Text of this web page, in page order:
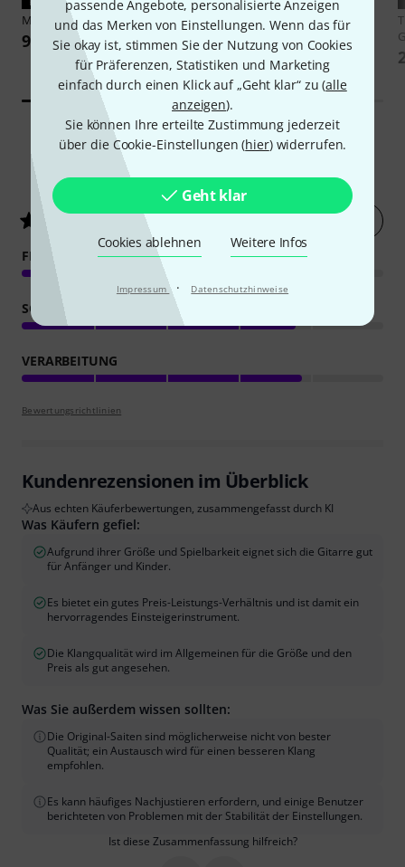
passende Angebote, personalisierte Anzeigen
und das Merken von Einstellungen. Wenn das für
Sie okay ist, stimmen Sie der Nutzung von Cookies
für Präferenzen, Statistiken und Marketing
einfach durch einen Klick auf „Geht klar“ zu (alle
anzeigen).
Sie können Ihre erteilte Zustimmung jederzeit
über die Cookie-Einstellungen (hier) widerrufen.
Geht klar
Cookies ablehnen Weitere Infos
Impressum · Datenschutzhinweise
MilleniumGS-2001 A
9,90 €
Millenium Foot Rest
5,50 €
130Kundenbewertungen
4.1 Jetzt bewerten
FEATURES
SOUND
VERARBEITUNG
Bewertungsrichtlinien
Kundenrezensionen im Überblick
Aus echten Käuferbewertungen, zusammengefasst durch KI
Was Käufern gefiel:
Aufgrund ihrer Größe und Spielbarkeit eignet sich die Gitarre gut
für Anfänger und Kinder.
Es bietet ein gutes Preis-Leistungs-Verhältnis und ist damit ein
hervorragendes Einsteigerinstrument.
Die Klangqualität wird im Allgemeinen für die Größe und den
Preis als gut angesehen.
Was Sie außerdem wissen sollten:
Die Original-Saiten sind möglicherweise nicht von bester
Qualität; ein Austausch wird für einen besseren Klang
empfohlen.
Es kann häufiges Nachjustieren erfordern, und einige Benutzer
berichteten von Problemen mit der Stabilität der Einstellungen.
Ist diese Zusammenfassung hilfreich?